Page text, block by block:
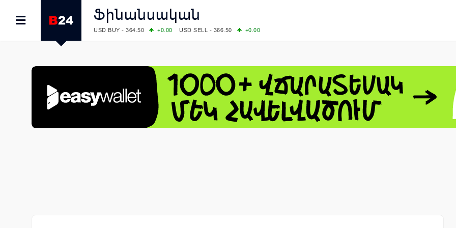
Ֆինանսական
USD BUY - 364.50 +0.00 USD SELL - 366.50
+0.00
COMEX: PLATINUM - 1759.60
LME: ALUMINIUM - 3184.00
-0.27 COPPER - 13791.00
-0.12
LME: NICKEL - 17249.00
+0.09 TIN - 55268.00
+2.50
LME: LEAD - 1877.50
-1.00 ZINC - 3643.00
+1.43
FOREX: USD/JPY - 157.76
-0.39 EUR/GBP - 1.1558
+0.32
FOREX: EUR/USD - 1.1558
+0.32 GBP/USD - 1.3488
+0.30